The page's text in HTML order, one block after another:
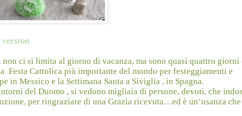
version
ci si limita al giorno di vacanza, ma sono quasi quattro giorni
Festa Cattolica più importante del mondo per festeggiamenti e
in Messico e la Settimana Santa a Siviglia , in Spagna.
del Duomo , si vedono migliaia di persone, devoti, che
per ringraziare di una Grazia ricevuta…ed è un’usanza che